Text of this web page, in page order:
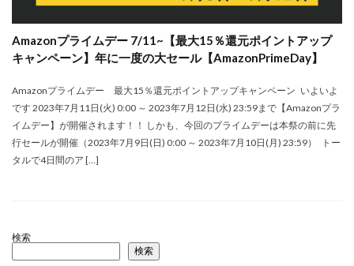
Amazonプライムデー 7/11~【最大15％還元ポイントアップ
キャンペーン】年に一度の大セール【AmazonPrimeDay】
Amazonプライムデー 最大15％還元ポイントアップキャンペーン いよいよ
です 2023年7月11日(火) 0:00 ～ 2023年7月12日(水) 23:59まで【Amazonプラ
イムデー】が開催されます！！ しかも、今回のプライムデーは本祭の前に先
行セールが開催（2023年7月9日(日) 0:00 ～ 2023年7月10日(月) 23:59） トー
タルで4日間のア […]
検索
検索